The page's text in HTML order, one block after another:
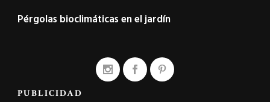
Pérgolas bioclimáticas en el jardín
PUBLICIDAD